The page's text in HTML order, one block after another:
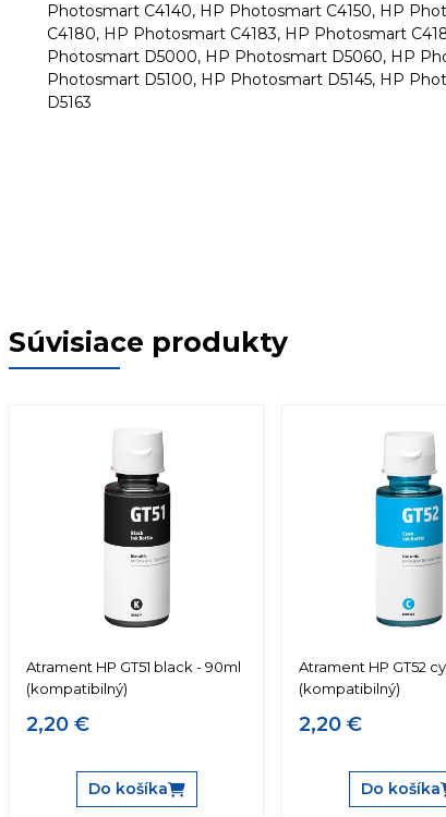
Photosmart C4140, HP Photosmart C4150, HP
C4180, HP Photosmart C4183, HP Photosmart
Photosmart D5000, HP Photosmart D5060, HP
Photosmart D5100, HP Photosmart D5145, HP
D5163
Súvisiace produkty
Atrament HP GT51 black - 90ml
(kompatibilný)
2,20 €
Do košíka
Atrament HP GT52
(kompatibilný)
2,20 €
Do košíka